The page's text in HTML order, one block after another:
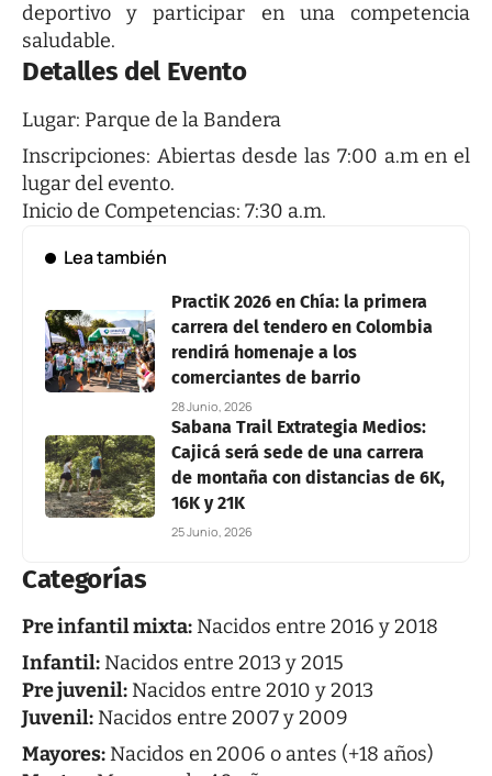
deportivo y participar en una competencia
saludable.
Detalles del Evento
Lugar: Parque de la Bandera
Inscripciones: Abiertas desde las 7:00 a.m en el
lugar del evento.
Inicio de Competencias: 7:30 a.m.
Lea también
PractiK 2026 en Chía: la primera
carrera del tendero en Colombia
rendirá homenaje a los
comerciantes de barrio
28 Junio, 2026
Sabana Trail Extrategia Medios:
Cajicá será sede de una carrera
de montaña con distancias de 6K,
16K y 21K
25 Junio, 2026
Categorías
Pre infantil mixta: Nacidos entre 2016 y 2018
Infantil: Nacidos entre 2013 y 2015
Pre juvenil: Nacidos entre 2010 y 2013
Juvenil: Nacidos entre 2007 y 2009
Mayores: Nacidos en 2006 o antes (+18 años)